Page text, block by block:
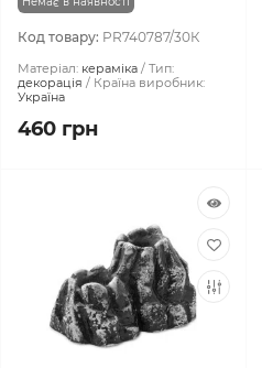
Код товару: PR740787/30К
Матеріал: кераміка
Тип:
декорація
Країна виробник:
Україна
460 грн